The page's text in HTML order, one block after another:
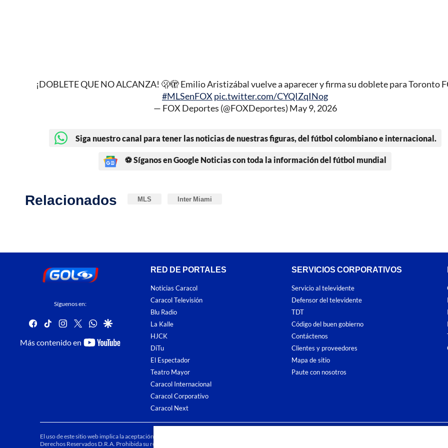
¡DOBLETE QUE NO ALCANZA! 🫢🫣 Emilio Aristizábal vuelve a aparecer y firma su doblete para Toronto
#MLSenFOX pic.twitter.com/CYQIZqINog
— FOX Deportes (@FOXDeportes) May 9, 2026
Siga nuestro canal para tener las noticias de nuestras figuras, del fútbol colombiano e internacional.
⚽ Síganos en Google Noticias con toda la información del fútbol mundial
Relacionados MLS Inter Miami
Síguenos en:
facebook
tiktokinstagram
twitterwhatsapp
google
Más contenido en
youtube-
RED DE PORTALES
Noticias Caracol
Caracol Televisión
Blu Radio
La Kalle
HJCK
DiTu
El Espectador
Teatro Mayor
Caracol Internacional
Caracol Corporativo
Caracol Next
SERVICIOS CORPORATIVOS
Servicio al televidente
Defensor del televidente
TDT
Código del buen gobierno
Contáctenos
Clientes y proveedores
Mapa de sitio
Paute con nosotros
El uso de este sitio web implica la aceptación de los
Derechos Reservados D.R.A. Prohibida su reproducción total o parcial, así como su traducción a cualquier idioma sin autorización escrita de su titular.